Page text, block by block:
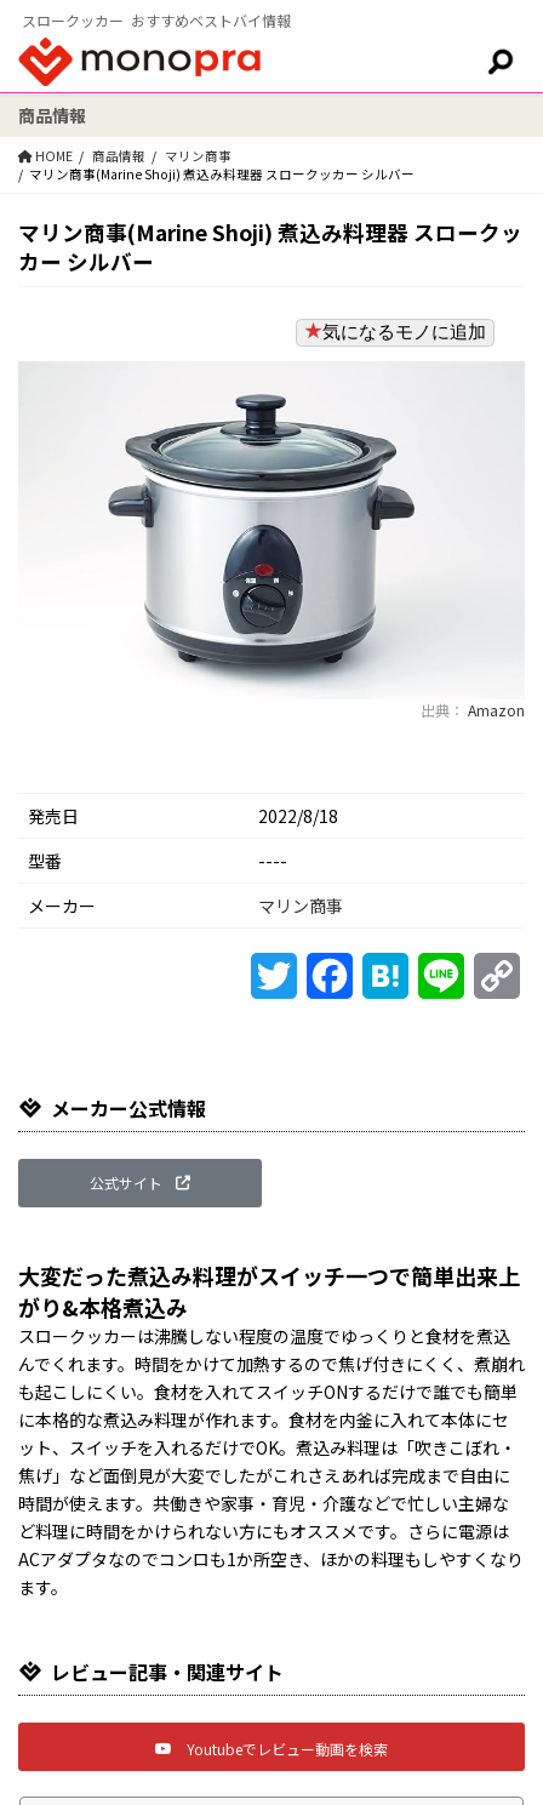
スロークッカー おすすめベストバイ情報
検索:
商品情報
HOME 商品情報
マリン商事
マリン商事(Marine Shoji) 煮込み料理器 スロークッカー シルバー
マリン商事(Marine Shoji) 煮込み料理器 スロークッ
カー シルバー
気になるモノに追加
出典： Amazon
発売日
2022/8/18
型番
----
メーカー
マリン商事
Twitter FacebookHatena Line
メーカー公式情報
公式サイト
大変だった煮込み料理がスイッチ一つで簡単出来上
がり&本格煮込み
スロークッカーは沸騰しない程度の温度でゆっくりと食材を煮込
んでくれます。時間をかけて加熱するので焦げ付きにくく、煮崩れ
も起こしにくい。食材を入れてスイッチONするだけで誰でも簡単
に本格的な煮込み料理が作れます。食材を内釜に入れて本体にセ
ット、スイッチを入れるだけでOK。煮込み料理は「吹きこぼれ・
焦げ」など面倒見が大変でしたがこれさえあれば完成まで自由に
時間が使えます。共働きや家事・育児・介護などで忙しい主婦な
ど料理に時間をかけられない方にもオススメです。さらに電源は
ACアダプタなのでコンロも1か所空き、ほかの料理もしやすくなり
ます。
レビュー記事・関連サイト
Youtubeでレビュー動画を検索